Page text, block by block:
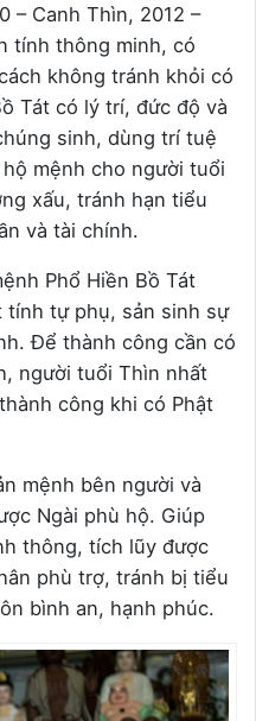
– Canh Thìn, 2012 –
tính thông minh, có
không tránh khỏi có
Tát có lý trí, đức độ và
sinh, dùng trí tuệ
mệnh cho người tuổi
xấu, tránh hạn tiểu
và tài chính.
Phổ Hiền Bồ Tát
tính tự phụ, sản sinh sự
Để thành công cần có
người tuổi Thìn nhất
công khi có Phật
mệnh bên người và
Ngài phù hộ. Giúp
thông, tích lũy được
phù trợ, tránh bị tiểu
bình an, hạnh phúc.